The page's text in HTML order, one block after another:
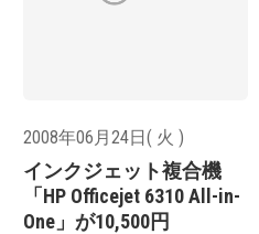
2008年06月24日( 火 )
インクジェット複合機
「HP Officejet 6310 All-in-
One」が10,500円